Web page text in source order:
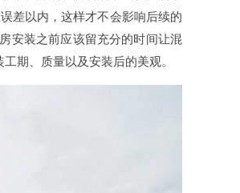
差以内，这样才不会影响后续的
安装之前应该留充分的时间让混
期、质量以及安装后的美观。